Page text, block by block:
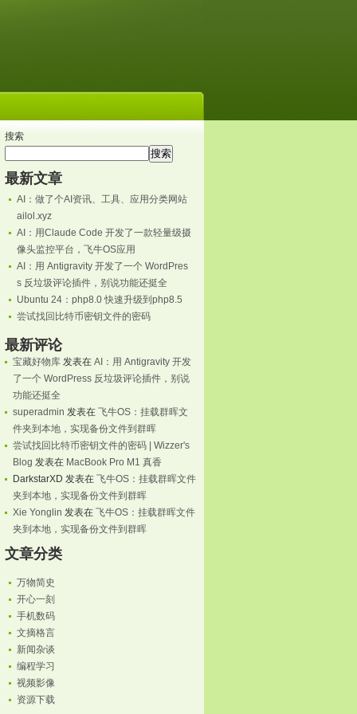
搜索
搜索
最新文章
AI：做了个AI资讯、工具、应用分类网站
ailol.xyz
AI：用Claude Code 开发了一款轻量级摄
像头监控平台，飞牛OS应用
AI：用 Antigravity 开发了一个 WordPres
s 反垃圾评论插件，别说功能还挺全
Ubuntu 24：php8.0 快速升级到php8.5
尝试找回比特币密钥文件的密码
最新评论
宝藏好物库 发表在 AI：用 Antigravity 开发
了一个 WordPress 反垃圾评论插件，别说
功能还挺全
superadmin 发表在 飞牛OS：挂载群晖文
件夹到本地，实现备份文件到群晖
尝试找回比特币密钥文件的密码 | Wizzer's
Blog 发表在 MacBook Pro M1 真香
DarkstarXD 发表在 飞牛OS：挂载群晖文件
夹到本地，实现备份文件到群晖
Xie Yonglin 发表在 飞牛OS：挂载群晖文件
夹到本地，实现备份文件到群晖
文章分类
万物简史
开心一刻
手机数码
文摘格言
新闻杂谈
编程学习
视频影像
资源下载